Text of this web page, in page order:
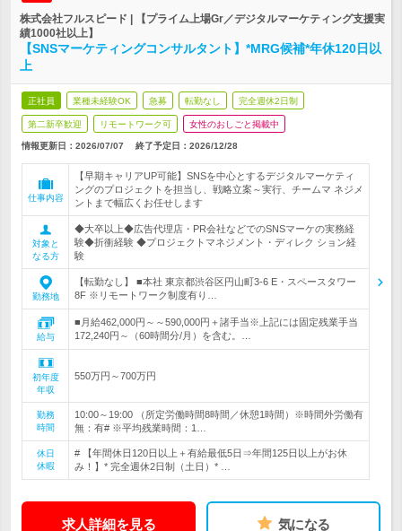
株式会社フルスピード | 【プライム上場Gr／デジタルマーケティング支援実
績1000社以上】
【SNSマーケティングコンサルタント】*MRG候補*年休120日以
上
正社員 業種未経験OK 急募 転勤なし 完全週休2日制
第二新卒歓迎 リモートワーク可 女性のおしごと掲載中
情報更新日：2026/07/07 終了予定日： 2026/12/28
仕事内容
【早期キャリアUP可能】SNSを中心とするデジタルマーケティ
ングのプロジェクトを担当し、戦略立案～実行、チームマ ネジメ
ントまで幅広くお任せします
対象と
なる方
◆大卒以上◆広告代理店・PR会社などでのSNSマーケの実務経
験◆折衝経験 ◆プロジェクトマネジメント・ディレク ション経
験
勤務地
【転勤なし】 ■本社 東京都渋谷区円山町3-6 E・スペースタワー
8F ※リモートワーク制度有り…
給与
■月給462,000円～～590,000円＋諸手当※上記には固定残業手当
172,240円～（60時間分/月）を含む。…
初年度
年収
550万円～700万円
勤務
時間
10:00～19:00 （所定労働時間8時間／休憩1時間）※時間外労働有
無：有# ※平均残業時間：1…
休日
休暇
# 【年間休日120日以上＋有給最低5日⇒年間125日以上がお休
み！】* 完全週休2日制（土日）* …
求人詳細を見る 気になる